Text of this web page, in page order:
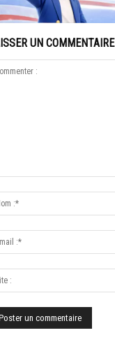
UN COMMENTAIRE